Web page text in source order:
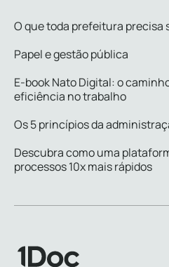
O que toda prefeitura precisa
Papel e gestão pública
E-book Nato Digital: o
eficiência no trabalho
Os 5 princípios da
Descubra como uma
processos 10x mais rápidos